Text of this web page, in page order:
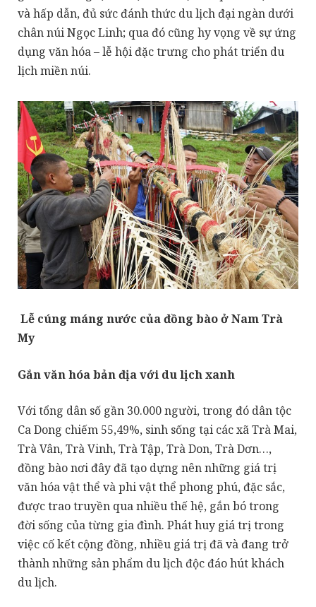
và hấp dẫn, đủ sức đánh thức du lịch đại ngàn dưới
chân núi Ngọc Linh; qua đó cũng hy vọng về sự ứng
dụng văn hóa – lễ hội đặc trưng cho phát triển du
lịch miền núi.
Lễ cúng máng nước của đồng bào ở Nam Trà
My
Gắn văn hóa bản địa với du lịch xanh
Với tổng dân số gần 30.000 người, trong đó dân tộc
Ca Dong chiếm 55,49%, sinh sống tại các xã Trà Mai,
Trà Vân, Trà Vinh, Trà Tập, Trà Don, Trà Dơn…,
đồng bào nơi đây đã tạo dựng nên những giá trị
văn hóa vật thể và phi vật thể phong phú, đặc sắc,
được trao truyền qua nhiều thế hệ, gắn bó trong
đời sống của từng gia đình. Phát huy giá trị trong
việc cố kết cộng đồng, nhiều giá trị đã và đang trở
thành những sản phẩm du lịch độc đáo hút khách
du lịch.